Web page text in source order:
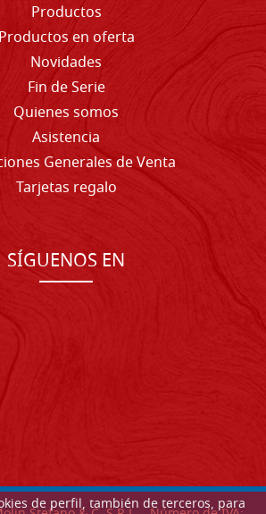
de perfil, también de terceros, para
Productos
Productos en oferta
Novidades
Fin de Serie
Quienes somos
Asistencia
Generales de Venta
Tarjetas regalo
SÍGUENOS EN